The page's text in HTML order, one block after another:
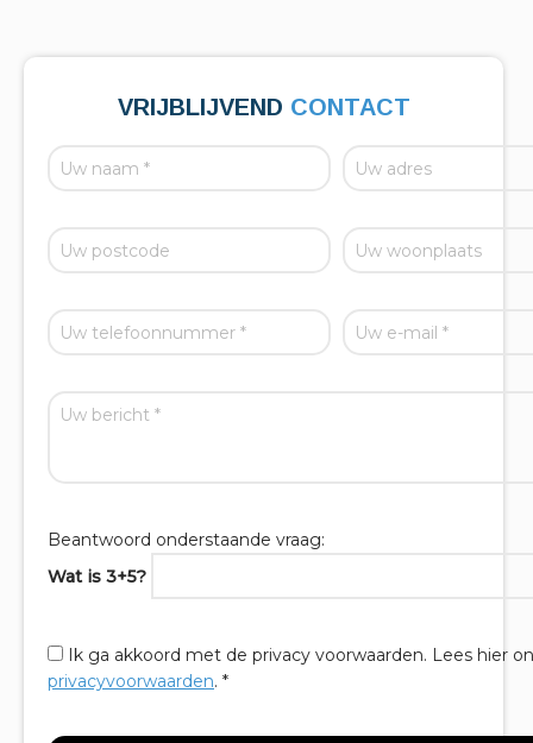
VRIJBLIJVEND CONTACT
Beantwoord onderstaande vraag:
Wat is 3+5?
Ik ga akkoord met de privacy voorwaarden. Lees hier
privacyvoorwaarden. *